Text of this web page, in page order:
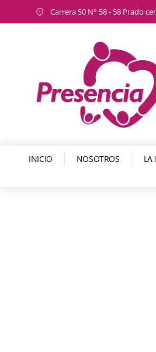
Carrera 50 N° 58 - 58 Prado
INICIO NOSOTROS LA